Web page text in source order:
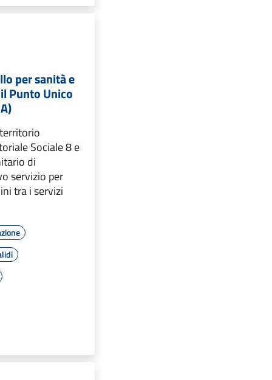
per sanità e
Punto Unico
Sociale 8 e
di
servizio per
tra i servizi